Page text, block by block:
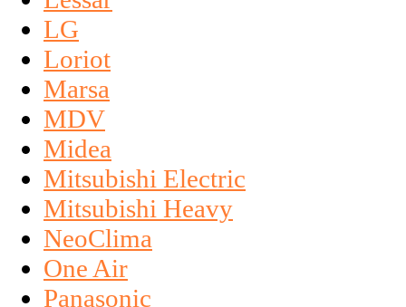
LG
Loriot
Marsa
MDV
Midea
Mitsubishi Electric
Mitsubishi Heavy
NeoClima
One Air
Panasonic